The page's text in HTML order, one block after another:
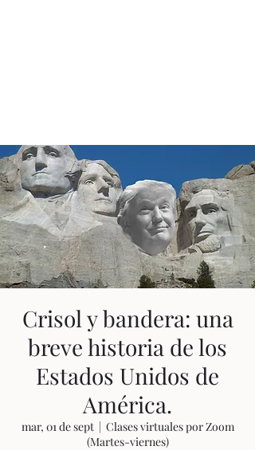
Crisol y bandera: una
breve historia de los
Estados Unidos de
América.
mar, 01 de sept
  |
Clases virtuales por Zoom
(Martes-viernes)